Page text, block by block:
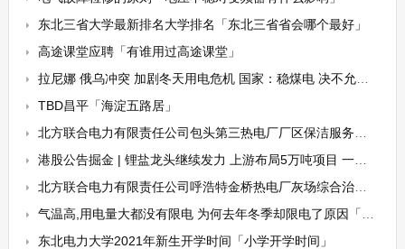
东北三省大学最新排名大学排名「东北三省省会哪个最好」
高途课堂应聘「有谁用过高途课堂」
拉尼娜 俄乌冲突 加剧冬天用电危机 国家：稳煤电 决不允许拉闸限电
TBD昌平「海淀五路居」
北方联合电力有限责任公司包头第三热电厂厂区保洁服务招标公告
港股公告掘金 | 锂盐龙头继续发力 上游布局5万吨项目 一期实现2.5万吨氢氧化锂产能
北方联合电力有限责任公司呼浩特金桥热电厂灰场综合治理招标公告
气温高,用电量大都没有限电 为何去年冬季却限电了原因「用电量过高」
东北电力大学2021年新生开学时间「小学开学时间」